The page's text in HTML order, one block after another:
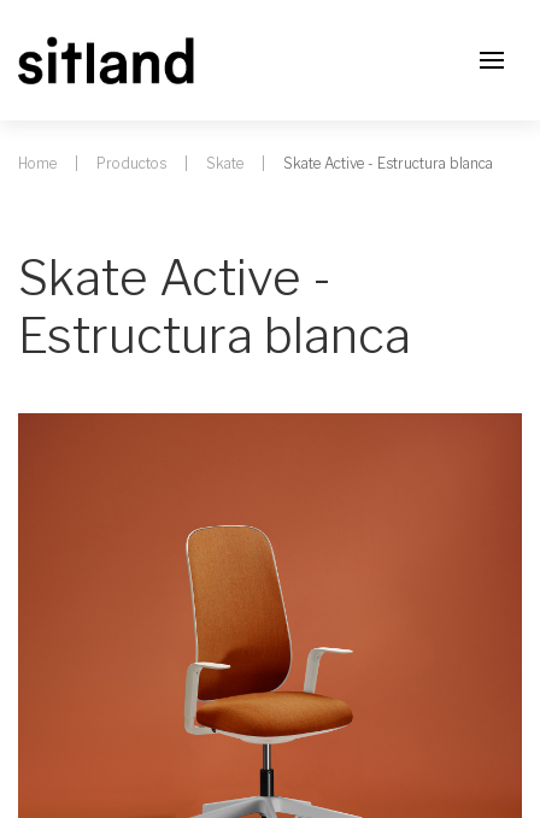
Home Productos Skate Skate Active - Estructura blanca
Skate Active -
Estructura blanca